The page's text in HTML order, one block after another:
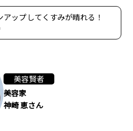
ップしてくすみが晴れる！
美容賢者
美容家
神崎 恵さん